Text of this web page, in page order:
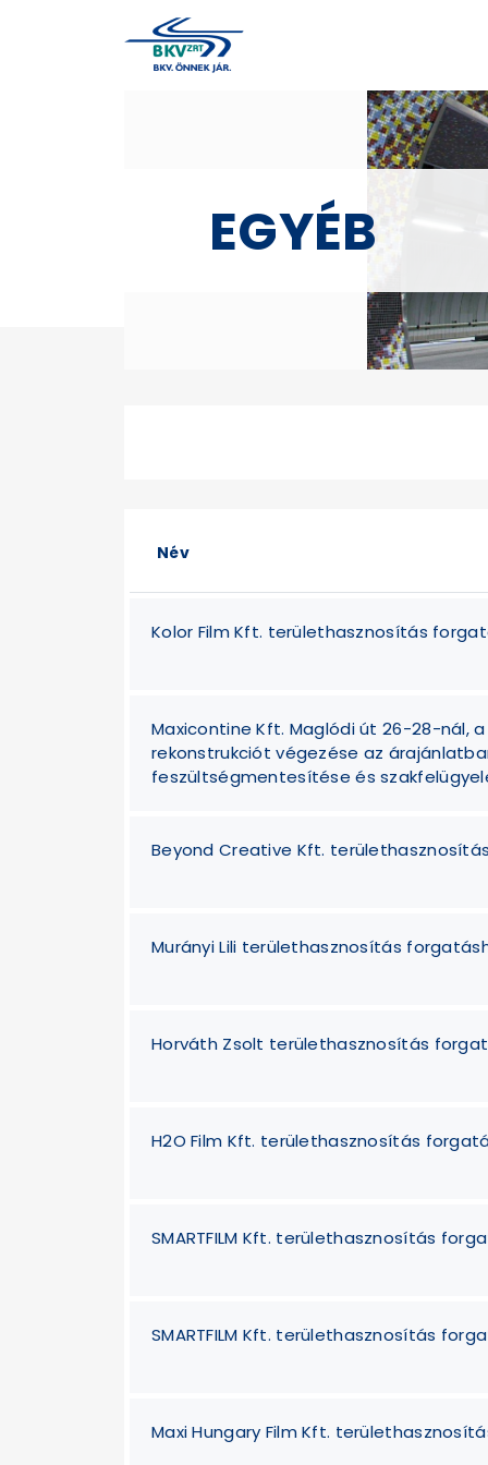
EGYÉB
Név
Kolor Film Kft. területhasznosítás
Maxicontine Kft. Maglódi út 26-28-nál,
rekonstrukciót végezése az
feszültségmentesítése és
Beyond Creative Kft.
Murányi Lili területhasznosítás
Horváth Zsolt területhasznosítás
H2O Film Kft. területhasznosítás
SMARTFILM Kft. területhasznosítás
SMARTFILM Kft. területhasznosítás
Maxi Hungary Film Kft.